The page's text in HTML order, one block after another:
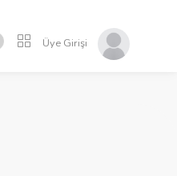
Üye Girişi